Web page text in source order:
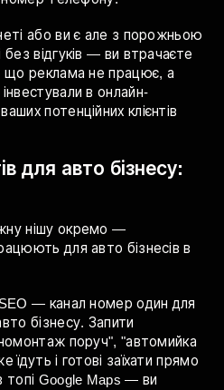
сервісу щоб подивитись
і номер телефону.
або ви є але з порожньою
без відгуків — ви втрачаєте
що реклама не працює, а
в онлайн-
для авто бізнесу:
нішу окремо —
SEO — канал номер один для
бізнесу. Запити